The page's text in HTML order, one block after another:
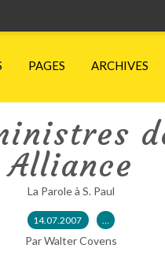
PAGES ARCHIVES
Alliance
La Parole à S. Paul
14.07.2007 …
Par Walter Covens